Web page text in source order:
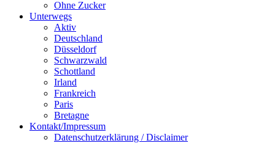
Ohne Zucker
Unterwegs
Aktiv
Deutschland
Düsseldorf
Schwarzwald
Schottland
Irland
Frankreich
Paris
Bretagne
Kontakt/Impressum
Datenschutzerklärung / Disclaimer